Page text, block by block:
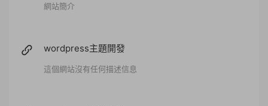
網站簡介
wordpress主題開發
這個網站沒有任何描述信息